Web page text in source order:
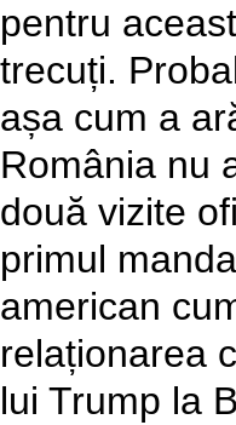
pentru
trecuți.
așa cum a
România nu
două vizite
primul
american
relaționarea
lui Trump la